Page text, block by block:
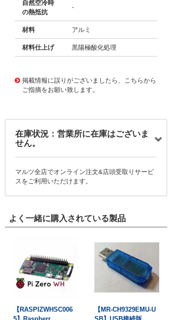
自然空冷時
の熱抵抗
-
材料 アルミ
材料仕上げ 黒陽極酸化処理
掲載情報に誤りがございましたら、こちらから
ご指摘をお願い致します。
在庫状況：営業所に在庫はございま
せん。
マルツ全店でオンライン注文&店頭受取りサービ
スをご利用いただけます。
よく一緒に購入されている製品
【RASPIZWHSC006
【MR-CH9329EMU-U